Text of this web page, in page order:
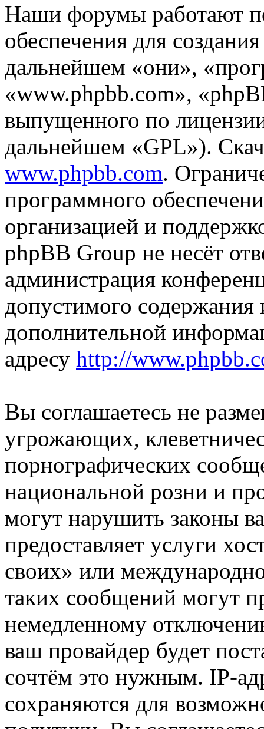
Наши форумы работают
обеспечения для
дальнейшем «они»,
«www.phpbb.com»,
выпущенного по
дальнейшем «GPL»).
www.phpbb.com.
программного
организацией и
phpBB Group не несёт
администрация
допустимого
дополнительной
адресу http://
Вы соглашаетесь не
угрожающих,
порнографических
национальной розни и
могут нарушить законы
предоставляет услуги
своих» или
таких сообщений могут
немедленному
ваш провайдер будет
сочтём это нужным. IP-
сохраняются для